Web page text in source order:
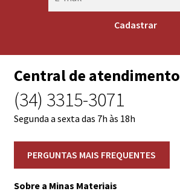
Central de atendimento
(34) 3315-3071
Segunda a sexta das 7h às 18h
Sobre a Minas Materiais